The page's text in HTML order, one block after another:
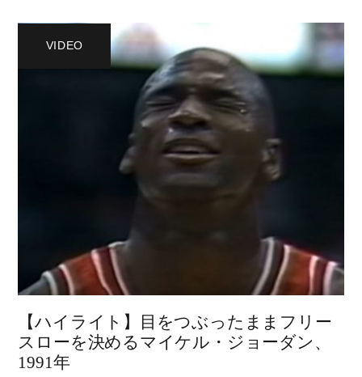
VIDEO
【ハイライト】目をつぶったままフリー
スローを決めるマイケル・ジョーダン、
1991年